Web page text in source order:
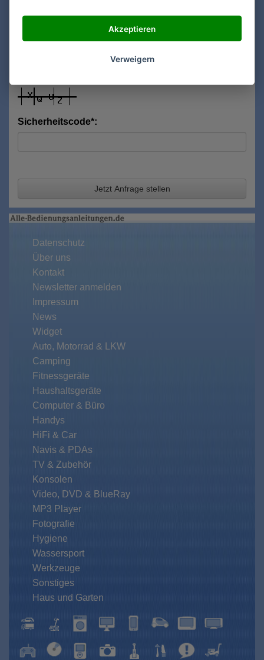
Sicherheitscode*:
Jetzt Anfrage stellen
Datenschutz
Über uns
Kontakt
Newsletter anmelden
Impressum
News
Widget
Auto, Motorrad & LKW
Camping
Fitnessgeräte
Haushaltsgeräte
Computer & Büro
Handys
HiFi & Car
Navis & PDAs
TV & Zubehör
Konsolen
Video, DVD & BlueRay
MP3 Player
Fotografie
Hygiene
Wassersport
Werkzeuge
Sonstiges
Haus und Garten
Akzeptieren
Verweigern